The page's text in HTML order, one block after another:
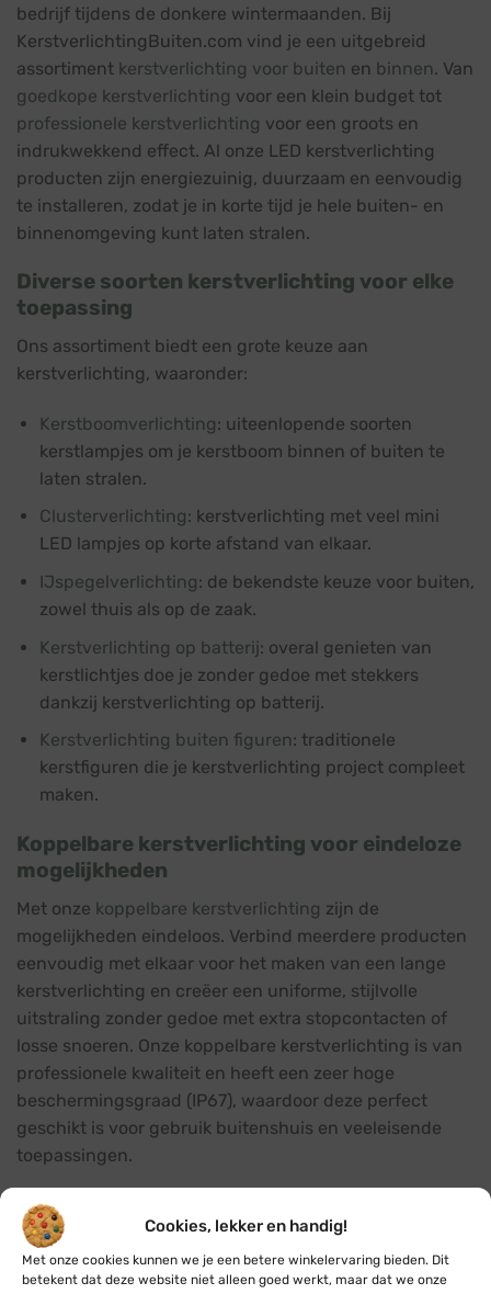
Cookies, lekker en handig!
Met onze cookies kunnen we je een betere winkelervaring bieden. Dit
betekent dat deze website niet alleen goed werkt, maar dat we onze
bedrijf tijdens de donkere wintermaanden. Bij
KerstverlichtingBuiten.com vind je een uitgebreid
assortiment kerstverlichting voor buiten en binnen. Van
goedkope kerstverlichting voor een klein budget tot
professionele kerstverlichting voor een groots en
indrukwekkend effect. Al onze LED kerstverlichting
producten zijn energiezuinig, duurzaam en eenvoudig
te installeren, zodat je in korte tijd je hele buiten- en
binnenomgeving kunt laten stralen.
Diverse soorten kerstverlichting voor elke
toepassing
Ons assortiment biedt een grote keuze aan
kerstverlichting, waaronder:
Kerstboomverlichting: uiteenlopende soorten
kerstlampjes om je kerstboom binnen of buiten te
laten stralen.
Clusterverlichting: kerstverlichting met veel mini
LED lampjes op korte afstand van elkaar.
IJspegelverlichting: de bekendste keuze voor buiten,
zowel thuis als op de zaak.
Kerstverlichting op batterij: overal genieten van
kerstlichtjes doe je zonder gedoe met stekkers
dankzij kerstverlichting op batterij.
Kerstverlichting buiten figuren: traditionele
kerstfiguren die je kerstverlichting project compleet
maken.
Koppelbare kerstverlichting voor eindeloze
mogelijkheden
Met onze koppelbare kerstverlichting zijn de
mogelijkheden eindeloos. Verbind meerdere producten
eenvoudig met elkaar voor het maken van een lange
kerstverlichting en creëer een uniforme, stijlvolle
uitstraling zonder gedoe met extra stopcontacten of
losse snoeren. Onze koppelbare kerstverlichting is van
professionele kwaliteit en heeft een zeer hoge
beschermingsgraad (IP67), waardoor deze perfect
geschikt is voor gebruik buitenshuis en veeleisende
toepassingen.
Op zoek naar speciale kerstverlichting?
Soms wil je gewoon helemaal voor een maximale
kerstsfeer gaan, daarom vindt je bij ons ook speciale